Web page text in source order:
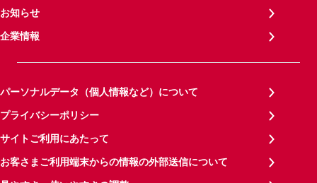
お知らせ
企業情報
パーソナルデータ（個人情報など）について
プライバシーポリシー
サイトご利用にあたって
お客さまご利用端末からの情報の外部送信について